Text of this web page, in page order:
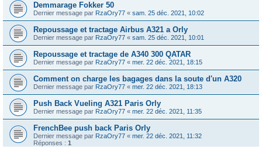
Demmarage Fokker 50
Dernier message par RzaOry77 « sam. 25 déc. 2021, 10:02
Repoussage et tractage Airbus A321 a Orly
Dernier message par RzaOry77 « sam. 25 déc. 2021, 10:01
Repoussage et tractage de A340 300 QATAR
Dernier message par RzaOry77 « mer. 22 déc. 2021, 18:15
Comment on charge les bagages dans la soute d'un A320
Dernier message par RzaOry77 « mer. 22 déc. 2021, 18:13
Push Back Vueling A321 Paris Orly
Dernier message par RzaOry77 « mer. 22 déc. 2021, 11:35
FrenchBee push back Paris Orly
Dernier message par RzaOry77 « mer. 22 déc. 2021, 11:32
Réponses : 1